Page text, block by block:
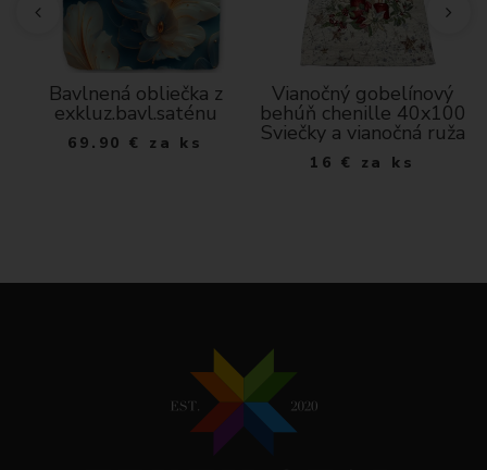
Bavlnená obliečka z
exkluz.bavl.saténu
69.90 € za ks
Vianočný gobelínový
behúň chenille 40x100
Sviečky a vianočná ruža
16 € za ks